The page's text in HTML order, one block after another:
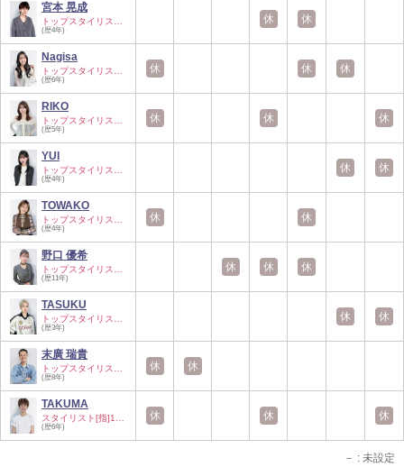
宮本 晃成
(歴4年)
Nagisa
(歴6年)
RIKO
(歴5年)
YUI
(歴4年)
TOWAKO
(歴4年)
野口 優希
(歴11年)
TASUKU
(歴3年)
末廣 瑞貴
(歴8年)
TAKUMA
(歴6年)
休 休
休 休 休
休 休 休
休 休
休 休
休 休 休
休 休
休 休
休 休 休
－ : 未設定